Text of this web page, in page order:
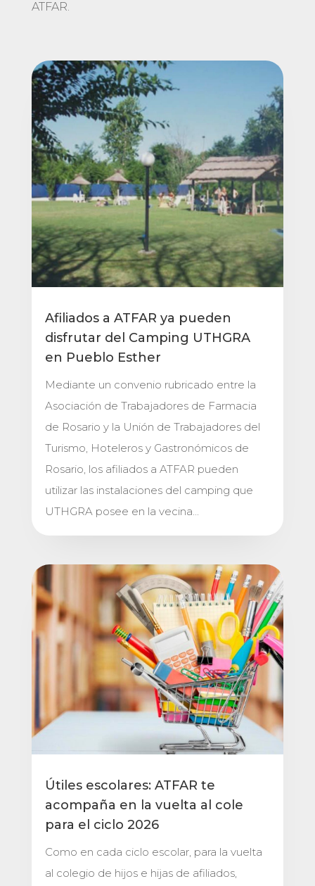
ATFAR.
Afiliados a ATFAR ya pueden
disfrutar del Camping UTHGRA
en Pueblo Esther
Mediante un convenio rubricado entre la
Asociación de Trabajadores de Farmacia
de Rosario y la Unión de Trabajadores del
Turismo, Hoteleros y Gastronómicos de
Rosario, los afiliados a ATFAR pueden
utilizar las instalaciones del camping que
UTHGRA posee en la vecina...
Útiles escolares: ATFAR te
acompaña en la vuelta al cole
para el ciclo 2026
Como en cada ciclo escolar, para la vuelta
al colegio de hijos e hijas de afiliados,